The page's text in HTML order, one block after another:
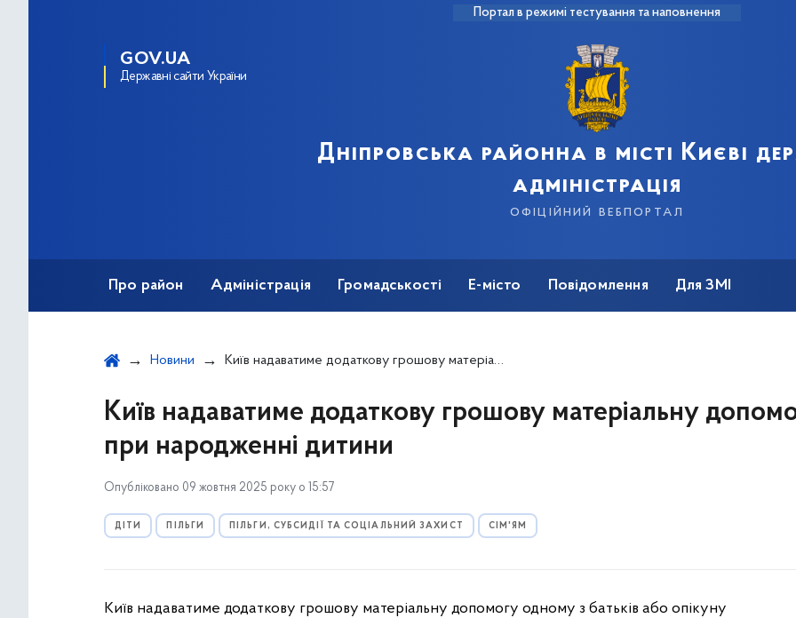
Портал в режимі тестування та наповнення
GOV.UA
Державні сайти України
Дніпровська районна в місті Києві
адміністрація
офіційний вебпортал
Про район Адміністрація Громадськості Е-місто Повідомлення Для ЗМІ
Новини Київ надаватиме додаткову грошову матеріальну допомогу при народженні дитини
Київ надаватиме додаткову грошову матеріальну
при народженні дитини
Опубліковано 09 жовтня 2025 року о 15:57
ДІТИ ПІЛЬГИ ПІЛЬГИ, СУБСИДІЇ ТА СОЦІАЛЬНИЙ ЗАХИСТ СІМ'ЯМ
Київ надаватиме додаткову грошову матеріальну допомогу одному з батьків або опікуну